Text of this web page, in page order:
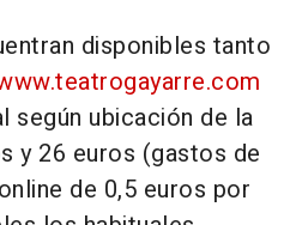
disponibles tanto
según ubicación de la
y 26 euros (gastos de
de 0,5 euros por